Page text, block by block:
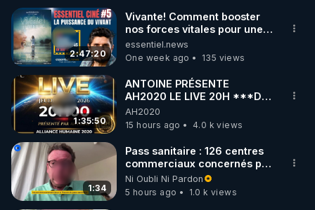
🌱 INSTAGRAM
https://www.instagram.com/rdlr_thierrycasasnovas/
http://rgnr.li/instagram
🌱 LA NEWSLETTER
Pour ne pas rater l’actualité RGNR (stages,
http://rgnr.li/news
🌱 VIDÉOS NON CENSURÉES SUR ODYSEE
2:47:20
Vivante! Comment booster
nos forces vitales pour une
santé optimale? Avec
Thierry Casasnovas
essentiel.news
One week ago
135 views
1:35:50
ANTOINE PRÉSENTE
AH2020 LE LIVE 20H ***DU
06/08/2026***
AH2020
15 hours ago
4.0 k views
1:34
Pass sanitaire : 126 centres
commerciaux concernés par
l'obligation dans toute la
France
Ni Oubli Ni Pardon
5 hours ago
1.0 k views